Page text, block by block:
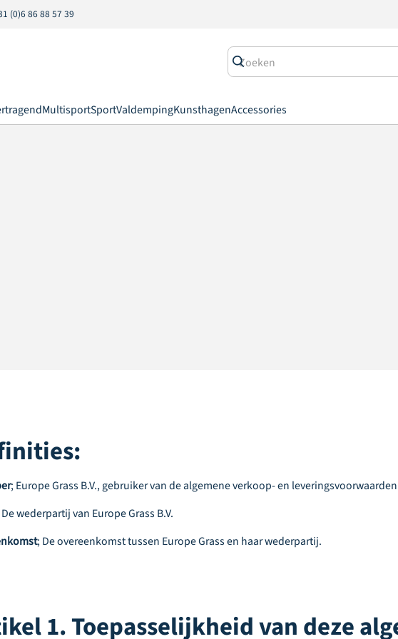
(0)6 86 88 57 39
MultisportSportValdempingKunsthagenAccessories
; Europe Grass B.V., gebruiker van de algemene verkoop- en
wederpartij van Europe Grass B.V.
; De overeenkomst tussen Europe Grass en haar wederpartij.
1. Toepasselijkheid van deze